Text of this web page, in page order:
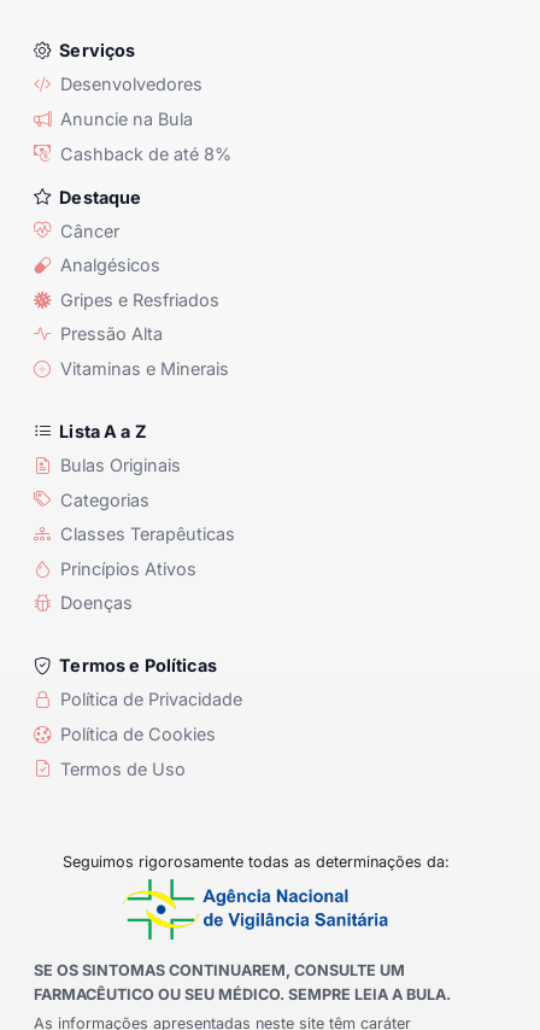
Serviços
Desenvolvedores
Anuncie na Bula
Cashback de até 8%
Destaque
Câncer
Analgésicos
Gripes e Resfriados
Pressão Alta
Vitaminas e Minerais
Lista A a Z
Bulas Originais
Categorias
Classes Terapêuticas
Princípios Ativos
Doenças
Termos e Políticas
Política de Privacidade
Política de Cookies
Termos de Uso
Seguimos rigorosamente todas as determinações da:
SE OS SINTOMAS CONTINUAREM, CONSULTE UM
FARMACÊUTICO OU SEU MÉDICO. SEMPRE LEIA A BULA.
As informações apresentadas neste site têm caráter